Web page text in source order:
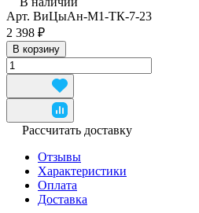
Арт. ВиЦыАн-М1-ТК-7-23
2 398 ₽
В корзину
Рассчитать доставку
Отзывы
Характеристики
Оплата
Доставка